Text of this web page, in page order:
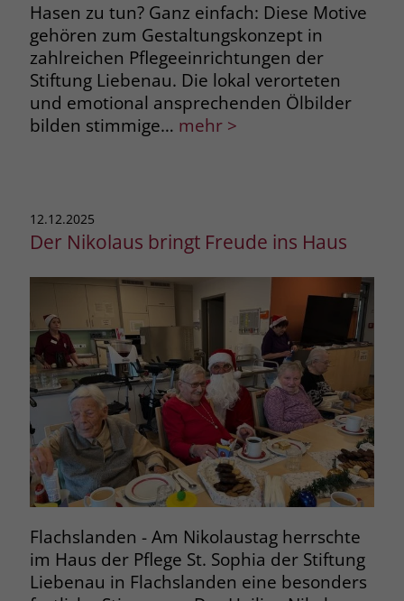
Hasen zu tun? Ganz einfach: Diese Motive
gehören zum Gestaltungskonzept in
zahlreichen Pflegeeinrichtungen der
Stiftung Liebenau. Die lokal verorteten
und emotional ansprechenden Ölbilder
bilden stimmige… mehr >
12.12.2025
Der Nikolaus bringt Freude ins Haus
Flachslanden - Am Nikolaustag herrschte
im Haus der Pflege St. Sophia der Stiftung
Liebenau in Flachslanden eine besonders